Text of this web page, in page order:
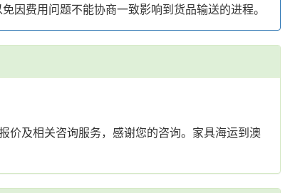
因费用问题不能协商一致影响到货品输送的进程。
价及相关咨询服务，感谢您的咨询。家具海运到澳